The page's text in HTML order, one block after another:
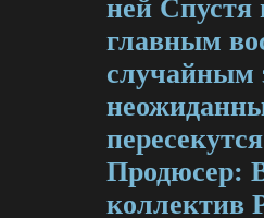
ней Спустя
главным
случайным
Продюсер:
коллектив